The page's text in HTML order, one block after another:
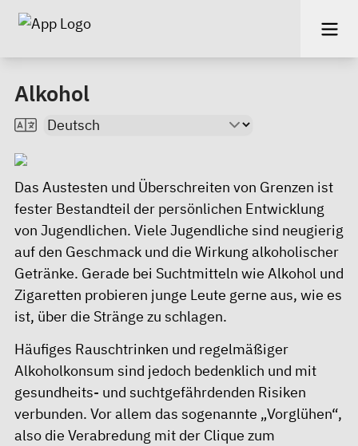
Alkohol
Das Austesten und Überschreiten von Grenzen ist
fester Bestandteil der persönlichen Entwicklung
von Jugendlichen. Viele Jugendliche sind neugierig
auf den Geschmack und die Wirkung alkoholischer
Getränke. Gerade bei Suchtmitteln wie Alkohol und
Zigaretten probieren junge Leute gerne aus, wie es
ist, über die Stränge zu schlagen.
Häufiges Rauschtrinken und regelmäßiger
Alkoholkonsum sind jedoch bedenklich und mit
gesundheits- und suchtgefährdenden Risiken
verbunden. Vor allem das sogenannte „Vorglühen“,
also die Verabredung mit der Clique zum